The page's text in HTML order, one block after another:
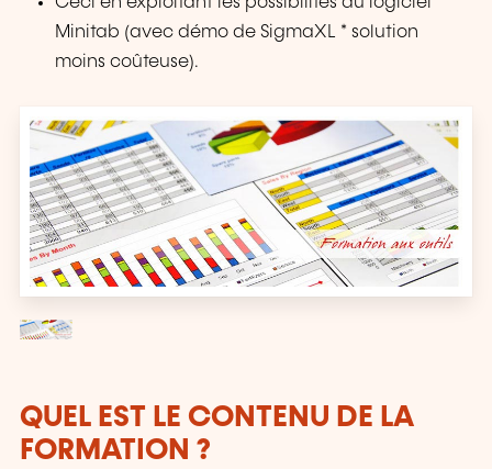
Minitab (avec démo de SigmaXL * solution
moins coûteuse).
QUEL EST LE CONTENU DE LA
FORMATION ?